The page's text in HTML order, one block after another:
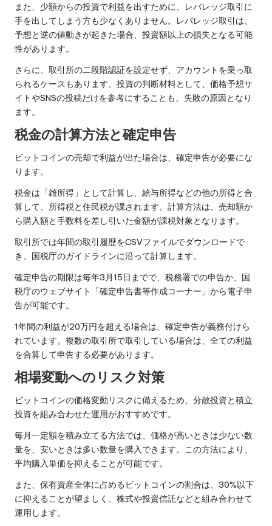
また、少額からの投資で利益を出すために、レバレッジ取引に
手を出してしまう方も少なくありません。レバレッジ取引は、
予想と逆の値動きが起きた場合、投資額以上の損失となる可能
性があります。
さらに、取引所の二段階認証を設定せず、アカウントを乗っ取
られるケースもあります。投資の判断材料として、価格予想サ
イトやSNSの投稿だけを参考にすることも、失敗の原因となり
ます。
税金の計算方法と確定申告
ビットコインの売却で利益が出た場合は、確定申告が必要にな
ります。
税金は「雑所得」として計算し、給与所得などの他の所得と合
算して、所得税と住民税が課されます。計算方法は、売却額か
ら購入額と手数料を差し引いた金額が課税対象となります。
取引所では年間の取引履歴をCSVファイルでダウンロードで
き、国税庁のガイドラインに沿って計算します。
確定申告の期限は毎年3月15日までで、税務署での申告か、国
税庁のウェブサイト「確定申告書等作成コーナー」から電子申
告が可能です。
1年間の利益が20万円を超える場合は、確定申告が義務付けら
れています。複数の取引所で取引している場合は、全ての利益
を合算して申告する必要があります。
相場変動へのリスク対策
ビットコインの価格変動リスクに備えるため、分散投資と積立
投資を組み合わせた運用がおすすめです。
毎月一定額を積み立てる方法では、価格が高いときは少ない数
量を、安いときは多い数量を購入できます。この方法により、
平均購入単価を抑えることが可能です。
また、保有資産全体に占めるビットコインの割合は、30%以下
に抑えることが望ましく、株式や投資信託などと組み合わせて
運用します。